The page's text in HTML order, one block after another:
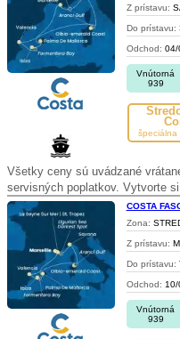
Z prístavu:
Do prístavu:
Odchod: 04/
Vnútorná
939
špeciálna
Všetky ceny sú uvádzané
servisných poplatkov. Vytvorte
COSTA
Zona:
Z prístavu:
Do prístavu:
Odchod: 10/
Vnútorná
939